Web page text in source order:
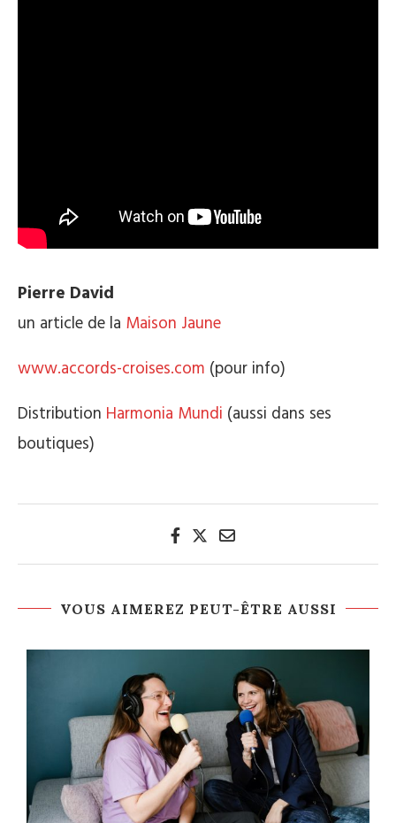
Pierre David
un article de la Maison Jaune
www.accords-croises.com (pour info)
Distribution Harmonia Mundi (aussi dans ses
boutiques)
VOUS AIMEREZ PEUT-ÊTRE AUSSI